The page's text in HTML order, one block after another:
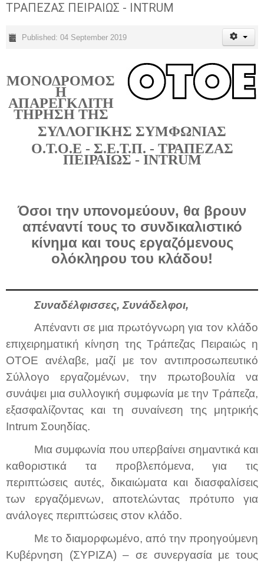
ΤΡΑΠΕΖΑΣ ΠΕΙΡΑΙΩΣ - INTRUM
Published: 04 September 2019
ΜΟΝΟΔΡΟΜΟΣ
Η
ΑΠΑΡΕΓΚΛΙΤΗ
ΤΗΡΗΣΗ ΤΗΣ
ΣΥΛΛΟΓΙΚΗΣ ΣΥΜΦΩΝΙΑΣ
Ο.Τ.Ο.Ε - Σ.Ε.Τ.Π. - ΤΡΑΠΕΖΑΣ
ΠΕΙΡΑΙΩΣ - INTRUM
Όσοι την υπονομεύουν, θα βρουν
απέναντί τους το συνδικαλιστικό
κίνημα και τους εργαζόμενους
ολόκληρου του κλάδου!
Συναδέλφισσες, Συνάδελφοι,
Απέναντι σε μια πρωτόγνωρη για τον κλάδο
επιχειρηματική κίνηση της Τράπεζας Πειραιώς η
ΟΤΟΕ ανέλαβε, μαζί με τον αντιπροσωπευτικό
Σύλλογο εργαζομένων, την πρωτοβουλία να
συνάψει μια συλλογική συμφωνία με την Τράπεζα,
εξασφαλίζοντας και τη συναίνεση της μητρικής
Intrum Σουηδίας.
Μια συμφωνία που υπερβαίνει σημαντικά και
καθοριστικά τα προβλεπόμενα, για τις
περιπτώσεις αυτές, δικαιώματα και διασφαλίσεις
των εργαζόμενων, αποτελώντας πρότυπο για
ανάλογες περιπτώσεις στον κλάδο.
Με το διαμορφωμένο, από την προηγούμενη
Κυβέρνηση (ΣΥΡΙΖΑ) – σε συνεργασία με τους